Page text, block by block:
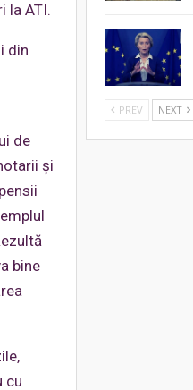
la ATI.
din
de
și
bine
cu
PREV NEXT